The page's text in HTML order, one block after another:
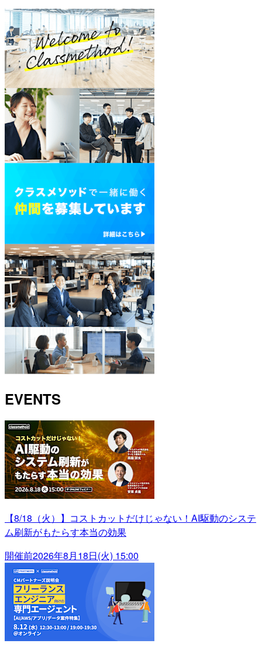
EVENTS
【8/18（火）】コストカットだけじゃない！AI駆動のシステ
ム刷新がもたらす本当の効果
開催前2026年8月18日(火) 15:00